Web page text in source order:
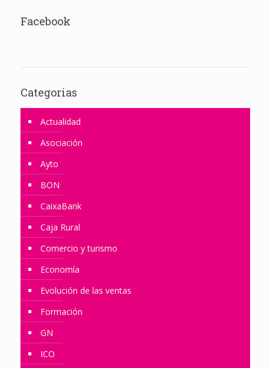
Facebook
Categorias
Actualidad
Asociación
Ayto
BON
CaixaBank
Caja Rural
Comercio y turismo
Economía
Evolución de las ventas
Formación
GN
ICO